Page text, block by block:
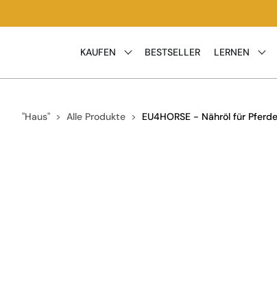
zum
KAUFEN BESTSELLER LERNEN
"Haus" Alle Produkte EU4HORSE - Nähröl für